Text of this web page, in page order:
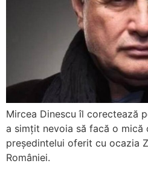
Mircea Dinescu îl corectează
a simțit nevoia să facă o mică
președintelui oferit cu ocazia
României.